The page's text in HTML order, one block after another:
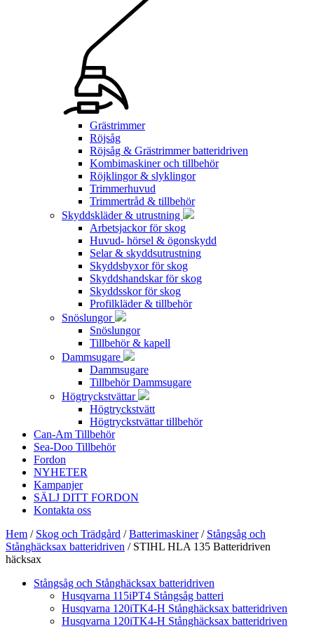
Grästrimmer
Röjsåg
Röjsåg & Grästrimmer batteridriven
Kombimaskiner och tillbehör
Röjklingor & slyklingor
Trimmerhuvud
Trimmertråd & tillbehör
Skyddskläder & utrustning
Arbetsjackor för skog
Huvud- hörsel & ögonskydd
Selar & skyddsutrustning
Skyddsbyxor för skog
Skyddshandskar för skog
Skyddsskor för skog
Profilkläder & tillbehör
Snöslungor
Snöslungor
Tillbehör & kapell
Dammsugare
Dammsugare
Tillbehör Dammsugare
Högtryckstvättar
Högtryckstvätt
Högtryckstvättar tillbehör
Can-Am Tillbehör
Sea-Doo Tillbehör
Fordon
NYHETER
Kampanjer
SÄLJ DITT FORDON
Kontakta oss
Hem / Skog och Trädgård /Batterimaskiner/ Stångsåg och
Stånghäcksax batteridriven / STIHL HLA 135 Batteridriven
häcksax
Stångsåg och Stånghäcksax batteridriven
Husqvarna 115iPT4 Stångsåg batteri
Husqvarna 120iTK4-H Stånghäcksax batteridriven
Husqvarna 120iTK4-H Stånghäcksax batteridriven